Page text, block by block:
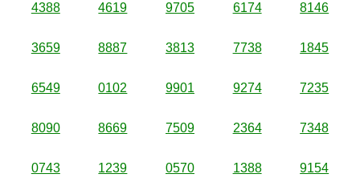
4388 4619 9705 6174 8146
3659 8887 3813 7738 1845
6549 0102 9901 9274 7235
8090 8669 7509 2364 7348
0743 1239 0570 1388 9154